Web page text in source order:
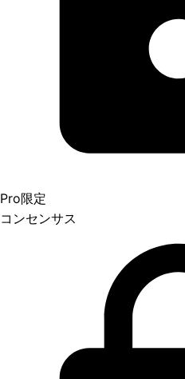
Pro限定
コンセンサス